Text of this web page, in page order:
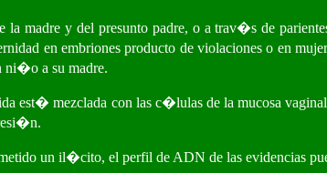
la madre y del presunto padre, o a trav�s de
en embriones producto de violaciones o en
ni�o a su madre.
est� mezclada con las c�lulas de la mucosa
un il�cito, el perfil de ADN de las evidencias